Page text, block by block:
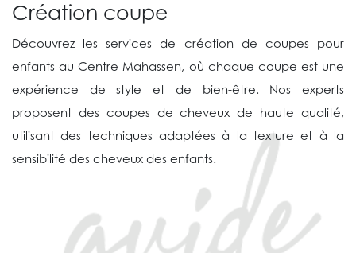
Création coupe
Découvrez les services de création de coupes pour
enfants au Centre Mahassen, où chaque coupe est une
expérience de style et de bien-être. Nos experts
proposent des coupes de cheveux de haute qualité,
utilisant des techniques adaptées à la texture et à la
sensibilité des cheveux des enfants.